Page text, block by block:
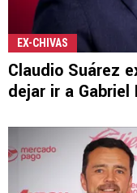
EX-CHIVAS
Claudio Suárez
dejar ir a